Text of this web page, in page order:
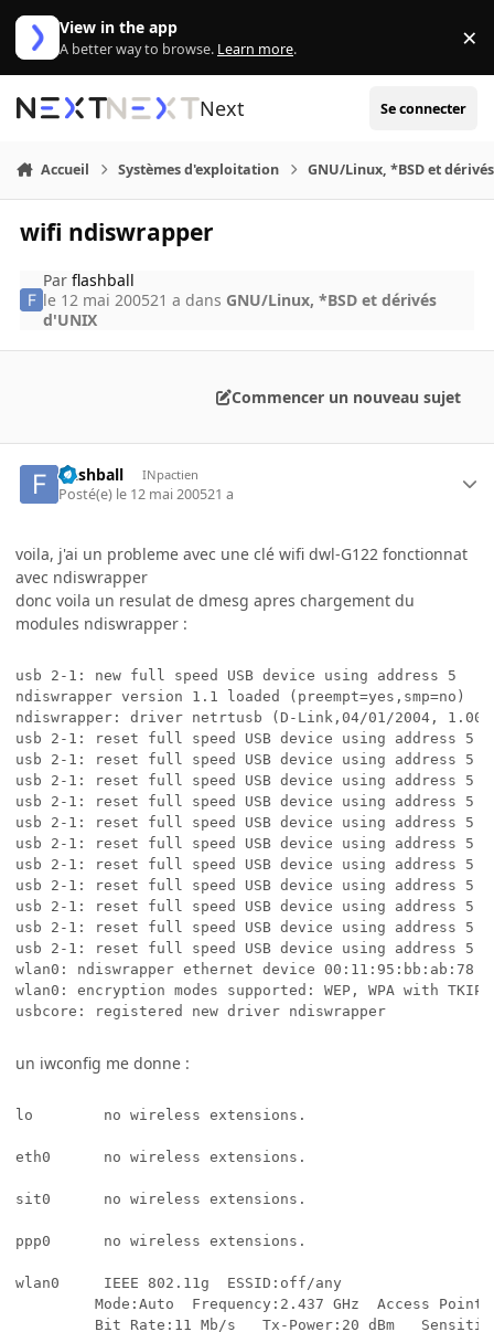
Aller au contenu
View in the app
A better way to browse. Learn more. ×
Next Se connecter
Accueil Systèmes d'exploitation GNU/Linux, *BSD et
wifi ndiswrapper
Parflashball
le 12 mai 200521 a dans GNU/Linux, *BSD et dérivés
d'UNIX
Commencer un nouveau sujet
flashball INpactien
Posté(e) le 12 mai 200521 a
voila, j'ai un probleme avec une clé wifi dwl-G122 fonctionnat
avec ndiswrapper
donc voila un resulat de dmesg apres chargement du
modules ndiswrapper :
usb 2-1: new full speed USB device using address 5
ndiswrapper version 1.1 loaded (preempt=yes,smp=no)
ndiswrapper: driver netrtusb (D-Link,04/01/2004,
usb 2-1: reset full speed USB device using address 5
usb 2-1: reset full speed USB device using address 5
usb 2-1: reset full speed USB device using address 5
usb 2-1: reset full speed USB device using address 5
usb 2-1: reset full speed USB device using address 5
usb 2-1: reset full speed USB device using address 5
usb 2-1: reset full speed USB device using address 5
usb 2-1: reset full speed USB device using address 5
usb 2-1: reset full speed USB device using address 5
usb 2-1: reset full speed USB device using address 5
usb 2-1: reset full speed USB device using address 5
wlan0: ndiswrapper ethernet device
wlan0: encryption modes supported: WEP, WPA with TKIP,
usbcore: registered new driver ndiswrapper
un iwconfig me donne :
lo        no wireless extensions.
eth0      no wireless extensions.
sit0      no wireless extensions.
ppp0      no wireless extensions.
wlan0     IEEE 802.11g  ESSID:off/any
Mode:Auto  Frequency:2.437 GHz  Access Point:
Bit Rate:11 Mb/s   Tx-Power:20 dBm